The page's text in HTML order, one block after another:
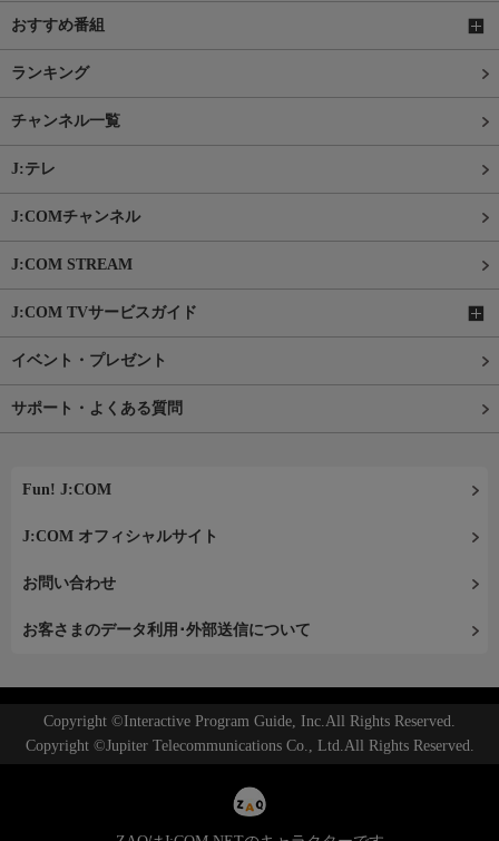
おすすめ番組
ランキング
チャンネル一覧
J:テレ
J:COMチャンネル
J:COM STREAM
J:COM TVサービスガイド
イベント・プレゼント
サポート・よくある質問
Fun! J:COM
J:COM オフィシャルサイト
お問い合わせ
お客さまのデータ利用･外部送信について
Copyright ©Interactive Program Guide, Inc.All Rights Reserved.
Copyright ©Jupiter Telecommunications Co., Ltd.All Rights Reserved.